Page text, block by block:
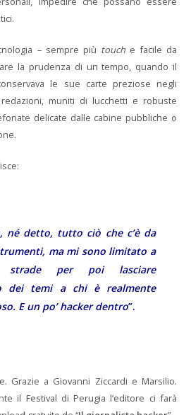
– sempre più touche facile da
la prudenza di un tempo, quando il
le sue carte preziose negli
muniti di lucchetti e robuste
delicate dalle cabine pubbliche o
né detto, tutto ciò che c’è da
ma mi sono limitato a
strade per poi lasciare
dei temi a chi è realmente
E un po’ hacker dentro”.
Grazie a Giovanni Ziccardi e Marsilio.
il Festival di Perugia l’editore ci farà